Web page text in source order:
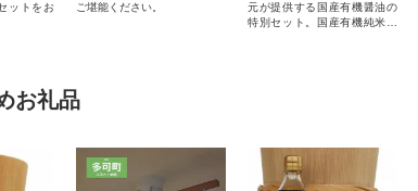
ットをお
ご堪能ください。
元が提供する国産有機醤油の
特別セット。国産有機純米酢
お礼品